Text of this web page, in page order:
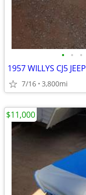
• • •
1957 WILLYS CJ5 JEEP
7/16 3,800mi
$11,000